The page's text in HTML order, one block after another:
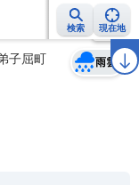
検索 現在地
意報 2週間天気 ラ
子屈町 雨雲
天気 台風